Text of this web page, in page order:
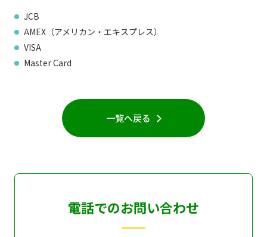
採用情報
個人情報保護に関する基
本方針
個人情報の保護に関する
番組放送基準
サイトマップ
JCB
AMEX（アメリカン・エキスプレス）
VISA
Master Card
一覧へ戻る
電話でのお問い合わせ